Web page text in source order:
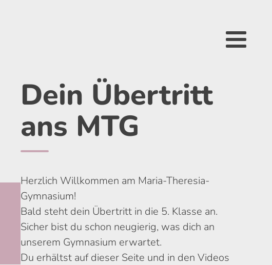
Dein Übertritt
ans MTG
Herzlich Willkommen am Maria-Theresia-
Gymnasium!
Bald steht dein Übertritt in die 5. Klasse an.
Sicher bist du schon neugierig, was dich an
unserem Gymnasium erwartet.
Du erhältst auf dieser Seite und in den Videos